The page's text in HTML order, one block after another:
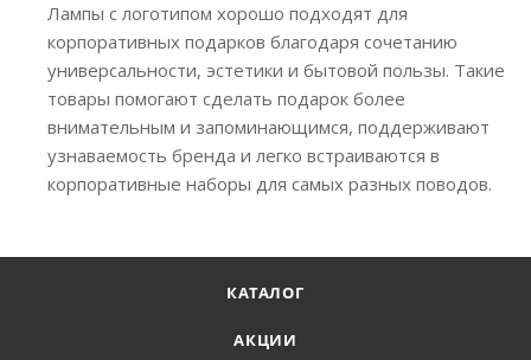
Лампы с логотипом хорошо подходят для
корпоративных подарков благодаря сочетанию
универсальности, эстетики и бытовой пользы. Такие
товары помогают сделать подарок более
внимательным и запоминающимся, поддерживают
узнаваемость бренда и легко встраиваются в
корпоративные наборы для самых разных поводов.
КАТАЛОГ
АКЦИИ